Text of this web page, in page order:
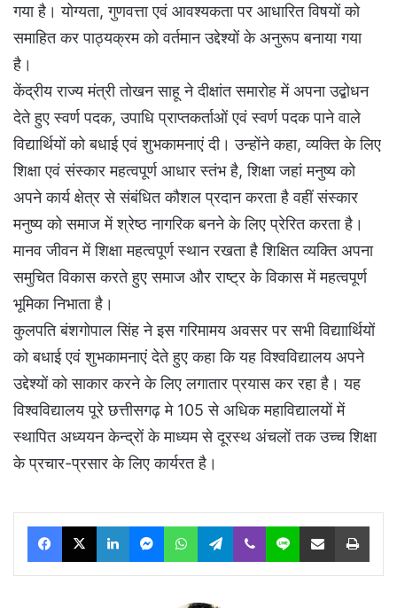
गया है। योग्यता, गुणवत्ता एवं आवश्यकता पर आधारित विषयों को
समाहित कर पाठ्यक्रम को वर्तमान उद्देश्यों के अनुरूप बनाया गया
है।
केंद्रीय राज्य मंत्री तोखन साहू ने दीक्षांत समारोह में अपना उद्बोधन
देते हुए स्वर्ण पदक, उपाधि प्राप्तकर्ताओं एवं स्वर्ण पदक पाने वाले
विद्यार्थियों को बधाई एवं शुभकामनाएं दी। उन्होंने कहा, व्यक्ति के लिए
शिक्षा एवं संस्कार महत्वपूर्ण आधार स्तंभ है, शिक्षा जहां मनुष्य को
अपने कार्य क्षेत्र से संबंधित कौशल प्रदान करता है वहीं संस्कार
मनुष्य को समाज में श्रेष्ठ नागरिक बनने के लिए प्रेरित करता है।
मानव जीवन में शिक्षा महत्वपूर्ण स्थान रखता है शिक्षित व्यक्ति अपना
समुचित विकास करते हुए समाज और राष्ट्र के विकास में महत्वपूर्ण
भूमिका निभाता है।
कुलपति बंशगोपाल सिंह ने इस गरिमामय अवसर पर सभी विद्याार्थियों
को बधाई एवं शुभकामनाएं देते हुए कहा कि यह विश्वविद्यालय अपने
उद्देश्यों को साकार करने के लिए लगातार प्रयास कर रहा है। यह
विश्वविद्यालय पूरे छत्तीसगढ़ मे 105 से अधिक महाविद्यालयों में
स्थापित अध्ययन केन्द्रों के माध्यम से दूरस्थ अंचलों तक उच्च शिक्षा
के प्रचार-प्रसार के लिए कार्यरत है।
Facebook
X LinkedInMessengerWhatsAppTelegram
Viber Line Share via Email Print